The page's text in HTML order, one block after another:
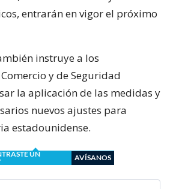
entrarán en vigor el próximo
instruye a los
y de Seguridad
la aplicación de las medidas y
nuevos ajustes para
estadounidense.
UN
AVÍSANOS